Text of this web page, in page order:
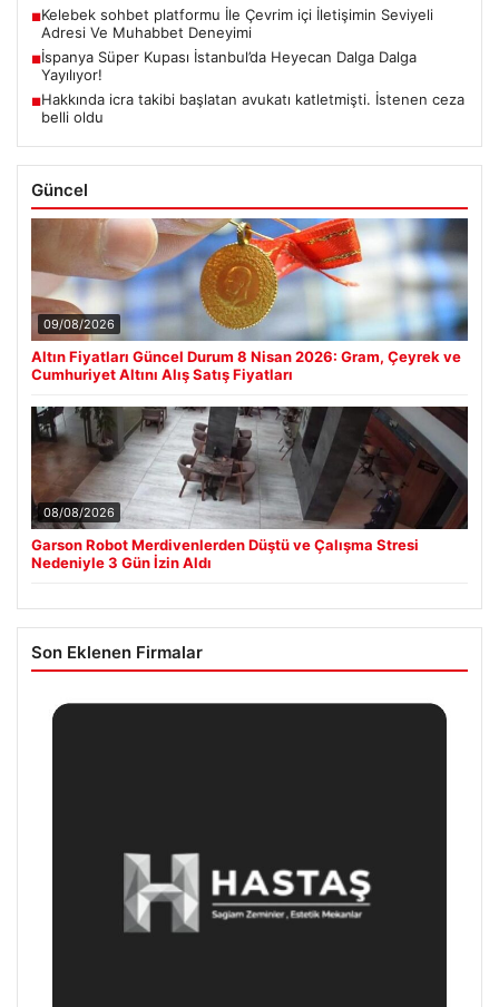
■Kelebek sohbet platformu İle Çevrim içi İletişimin Seviyeli
Adresi Ve Muhabbet Deneyimi
■İspanya Süper Kupası İstanbul’da Heyecan Dalga Dalga
Yayılıyor!
■Hakkında icra takibi başlatan avukatı katletmişti. İstenen ceza
belli oldu
Güncel
09/08/2026
Altın Fiyatları Güncel Durum 8 Nisan 2026: Gram, Çeyrek ve
Cumhuriyet Altını Alış Satış Fiyatları
08/08/2026
Garson Robot Merdivenlerden Düştü ve Çalışma Stresi
Nedeniyle 3 Gün İzin Aldı
Son Eklenen Firmalar